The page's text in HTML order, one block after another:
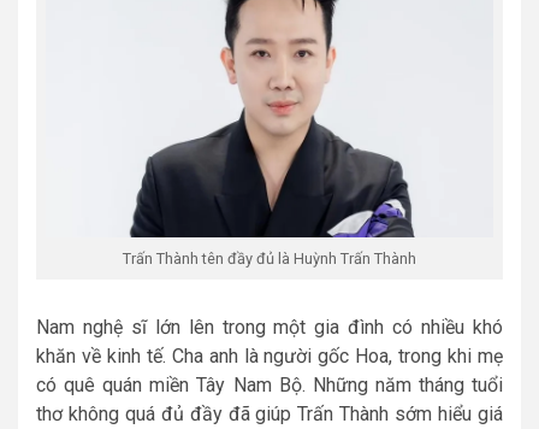
Trấn Thành tên đầy đủ là Huỳnh Trấn Thành
Nam nghệ sĩ lớn lên trong một gia đình có nhiều khó
khăn về kinh tế. Cha anh là người gốc Hoa, trong khi mẹ
có quê quán miền Tây Nam Bộ. Những năm tháng tuổi
thơ không quá đủ đầy đã giúp Trấn Thành sớm hiểu giá